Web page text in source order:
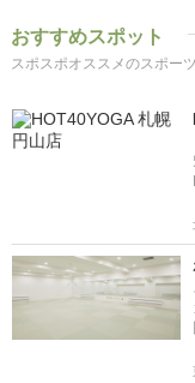
おすすめスポット
スポスポオススメのスポー